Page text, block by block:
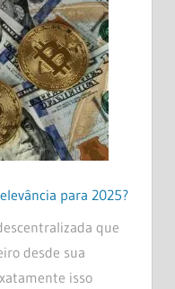
para 2025?
que
desde sua
isso